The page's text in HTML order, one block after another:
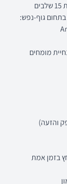
בתוכנה המלוה את האימון ישנה תוכנית אימון בת 15 שלבים
גוף-נפש:
מומחים
והזעה)
בזמן אמת